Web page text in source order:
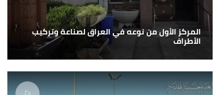
المركز الأول من نوعه في العراق لصناعة وتركيب
الأطراف